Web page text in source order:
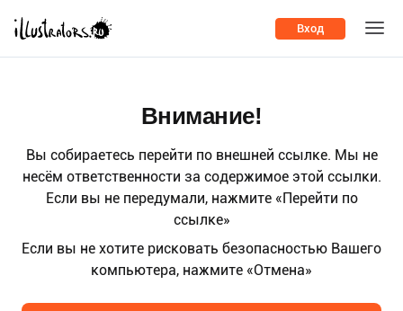
Вход
Внимание!
Вы собираетесь перейти по внешней ссылке. Мы не
несём ответственности за содержимое этой ссылки.
Если вы не передумали, нажмите «Перейти по
ссылке»
Если вы не хотите рисковать безопасностью Вашего
компьютера, нажмите «Отмена»